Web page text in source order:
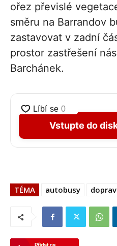
ořez převislé
směru na Barrandov
zastavovat v zadní
prostor zastřešení
Barchánek.
Vstupte do
TÉMA autobusy